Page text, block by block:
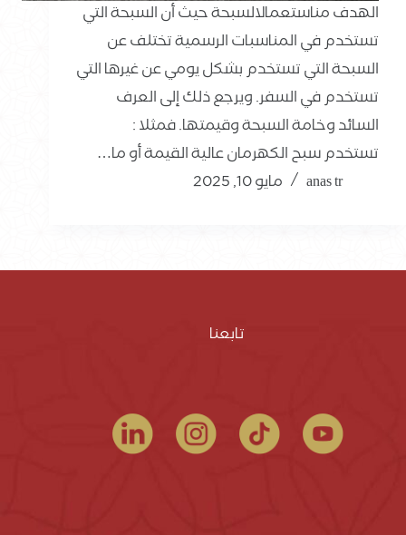
الهدف مناستعمالالسبحة حيث أن السبحة التي
تستخدم في المناسبات الرسمية تختلف عن
السبحة التي تستخدم بشكل يومي عن غيرها التي
تستخدم في السفر. ويرجع ذلك إلى العرف
السائد وخامة السبحة وقيمتها. فمثلا :
تستخدم سبح الكهرمان عالية القيمة أو ما…
anas tr
مايو 10, 2025
تابعنا